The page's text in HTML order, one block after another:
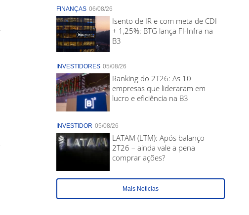
FINANÇAS 06/08/26
Isento de IR e com meta de CDI
+ 1,25%: BTG lança FI-Infra na
B3
INVESTIDORES 05/08/26
Ranking do 2T26: As 10
empresas que lideraram em
lucro e eficiência na B3
INVESTIDOR 05/08/26
LATAM (LTM): Após balanço
2T26 – ainda vale a pena
comprar ações?
Mais Noticias